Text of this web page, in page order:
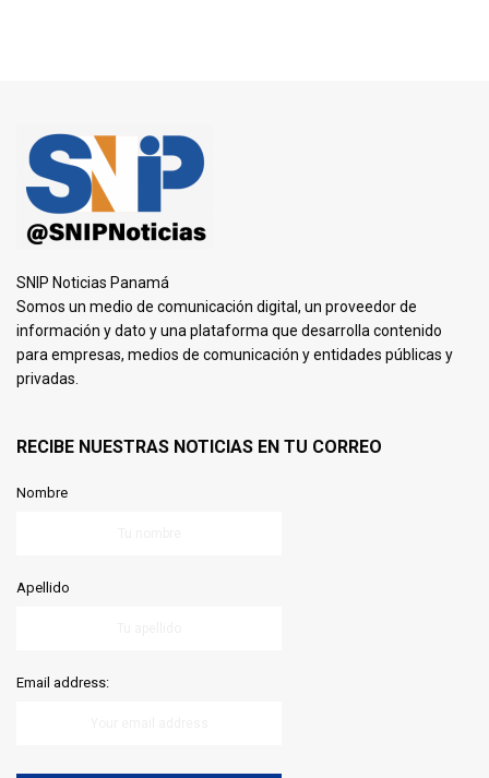
SNIP Noticias Panamá
Somos un medio de comunicación digital, un proveedor de
información y dato y una plataforma que desarrolla contenido
para empresas, medios de comunicación y entidades públicas y
privadas.
RECIBE NUESTRAS NOTICIAS EN TU CORREO
Nombre
Apellido
Email address: